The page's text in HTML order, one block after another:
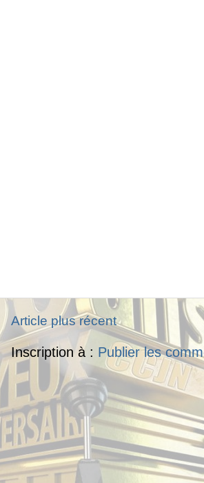
Article plus récent
Inscription à : Publier les